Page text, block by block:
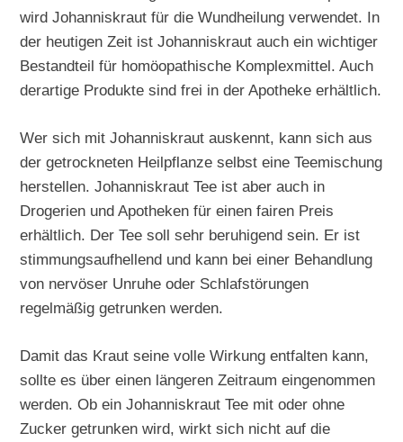
wird Johanniskraut für die Wundheilung verwendet. In
der heutigen Zeit ist Johanniskraut auch ein wichtiger
Bestandteil für homöopathische Komplexmittel. Auch
derartige Produkte sind frei in der Apotheke erhältlich.
Wer sich mit Johanniskraut auskennt, kann sich aus
der getrockneten Heilpflanze selbst eine Teemischung
herstellen. Johanniskraut Tee ist aber auch in
Drogerien und Apotheken für einen fairen Preis
erhältlich. Der Tee soll sehr beruhigend sein. Er ist
stimmungsaufhellend und kann bei einer Behandlung
von nervöser Unruhe oder Schlafstörungen
regelmäßig getrunken werden.
Damit das Kraut seine volle Wirkung entfalten kann,
sollte es über einen längeren Zeitraum eingenommen
werden. Ob ein Johanniskraut Tee mit oder ohne
Zucker getrunken wird, wirkt sich nicht auf die